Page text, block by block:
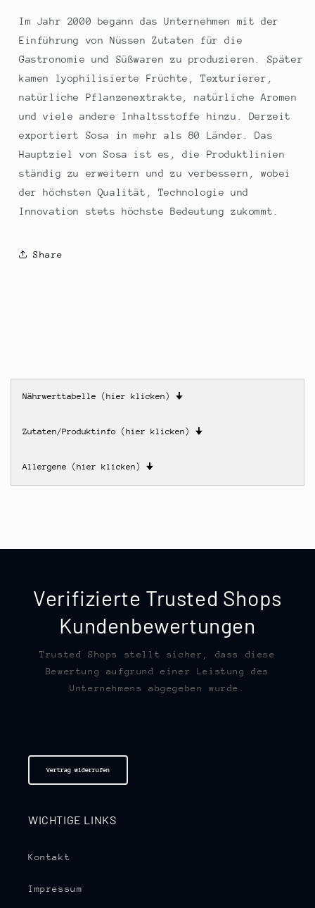
Im Jahr 2000 begann das Unternehmen mit der
Einführung von Nüssen Zutaten für die
Gastronomie und Süßwaren zu produzieren. Später
kamen lyophilisierte Früchte, Texturierer,
natürliche Pflanzenextrakte, natürliche Aromen
und viele andere Inhaltsstoffe hinzu. Derzeit
exportiert Sosa in mehr als 80 Länder. Das
Hauptziel von Sosa ist es, die Produktlinien
ständig zu erweitern und zu verbessern, wobei
der höchsten Qualität, Technologie und
Innovation stets höchste Bedeutung zukommt.
Share
Nährwerttabelle (hier klicken) 🠋
Zutaten/Produktinfo (hier klicken) 🠋
Allergene (hier klicken) 🠋
Verifizierte Trusted Shops
Kundenbewertungen
Trusted Shops stellt sicher, dass diese
Bewertung aufgrund einer Leistung des
Unternehmens abgegeben wurde.
Vertrag widerrufen
WICHTIGE LINKS
Kontakt
Impressum